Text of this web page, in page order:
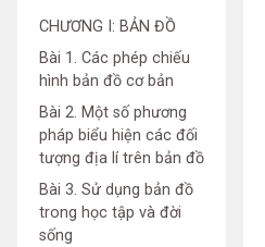
CHƯƠNG I: BẢN ĐỒ
Bài 1. Các phép chiếu
hình bản đồ cơ bản
Bài 2. Một số phương
pháp biểu hiện các đối
tượng địa lí trên bản đồ
Bài 3. Sử dụng bản đồ
trong học tập và đời
sống